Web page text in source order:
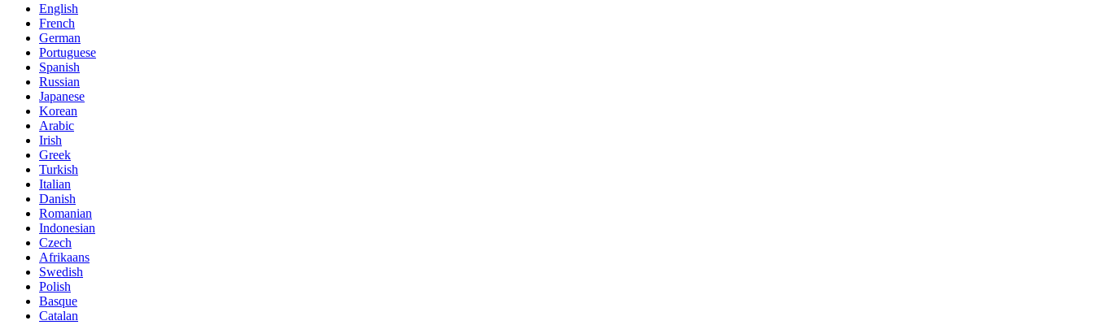
English
French
German
Portuguese
Spanish
Russian
Japanese
Korean
Arabic
Irish
Greek
Turkish
Italian
Danish
Romanian
Indonesian
Czech
Afrikaans
Swedish
Polish
Basque
Catalan